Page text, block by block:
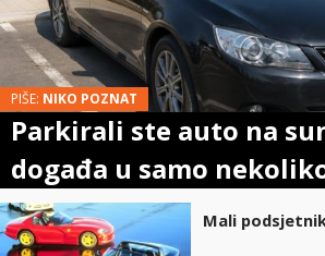
PIŠE: NIKO POZNAT
Parkirali ste auto na
događa u samo
Mali